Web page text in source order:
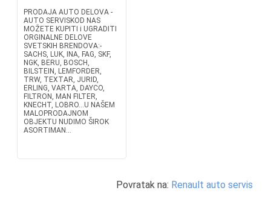
PRODAJA AUTO DELOVA -
AUTO SERVISKOD NAS
MOŽETE KUPITI i UGRADITI
ORGINALNE DELOVE
SVETSKIH BRENDOVA:-
SACHS, LUK, INA, FAG, SKF,
NGK, BERU, BOSCH,
BILSTEIN, LEMFORDER,
TRW, TEXTAR, JURID,
ERLING, VARTA, DAYCO,
FILTRON, MAN FILTER,
KNECHT, LOBRO...U NAŠEM
MALOPRODAJNOM
OBJEKTU NUDIMO ŠIROK
ASORTIMAN...
Povratak na: Renault auto servis